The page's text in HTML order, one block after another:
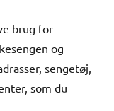
brug for
og
sengetøj,
som du